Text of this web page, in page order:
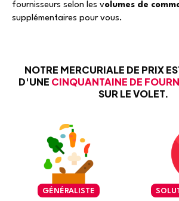
fournisseurs selon les volumes de
supplémentaires pour vous.
NOTRE MERCURIALE DE PRIX
D'UNE CINQUANTAINE DE
SUR LE VOLET.
GÉNÉRALISTE